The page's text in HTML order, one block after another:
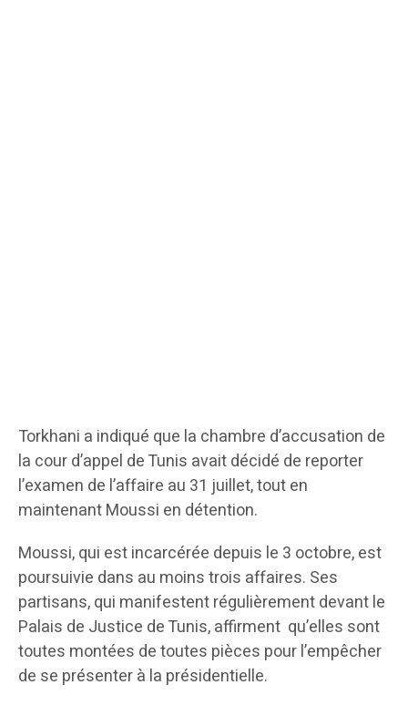
Torkhani a indiqué que la chambre d’accusation de
la cour d’appel de Tunis avait décidé de reporter
l’examen de l’affaire au 31 juillet, tout en
maintenant Moussi en détention.
Moussi, qui est incarcérée depuis le 3 octobre, est
poursuivie dans au moins trois affaires. Ses
partisans, qui manifestent régulièrement devant le
Palais de Justice de Tunis, affirment qu’elles sont
toutes montées de toutes pièces pour l’empêcher
de se présenter à la présidentielle.